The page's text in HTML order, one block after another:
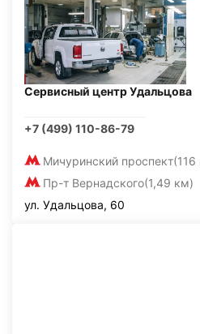
Сервисный центр Удальцова
+7 (499) 110-86-79
Мичуринский проспект(116
Пр-т Вернадского(1,49 км)
ул. Удальцова, 60